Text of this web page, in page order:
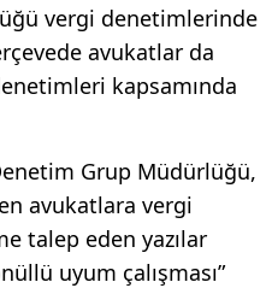
vergi denetimlerinde
avukatlar da
kapsamında
Grup Müdürlüğü,
avukatlara vergi
talep eden yazılar
uyum çalışması”